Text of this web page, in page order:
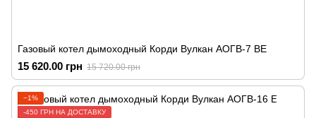
Газовый котел дымоходный Корди Вулкан АОГВ-7 ВЕ
15 620.00 грн 15 720.00 грн
−1%
-450 ГРН НА ДОСТАВКУ